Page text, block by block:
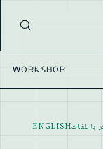
WORKSHOP
ENGLISH